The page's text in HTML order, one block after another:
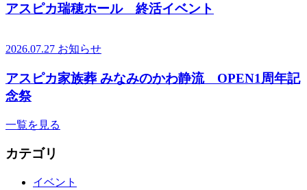
アスピカ瑞穂ホール 終活イベント
2026.07.27 お知らせ
アスピカ家族葬 みなみのかわ静流 OPEN1周年記
念祭
一覧を見る
カテゴリ
イベント